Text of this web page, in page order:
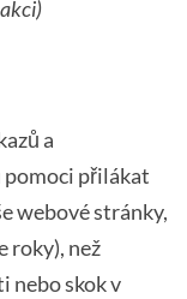
a
pomoci přilákat
webové stránky,
roky), než
nebo skok v